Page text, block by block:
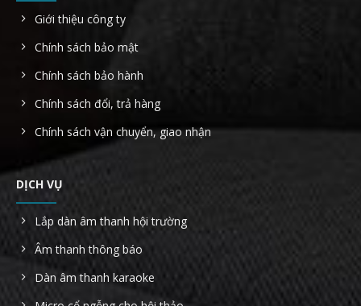
Giới thiệu công ty
Chính sách bảo mật
Chính sách bảo hành
Chính sách đổi, trả hàng
Chính sách vận chuyển, giao nhận
DỊCH VỤ
Lắp dàn âm thanh hội trường
Âm thanh thông báo
Dàn âm thanh karaoke